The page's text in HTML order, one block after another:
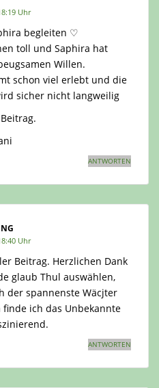
Uhr
begleiten ♡
toll und Saphira hat
Willen.
schon viel erlebt und die
sicher nicht langweilig
ANTWORTEN
Uhr
Beitrag. Herzlichen Dank
glaub Thul auswählen,
der spannenste Wäcjter
finde ich das Unbekannte
ANTWORTEN